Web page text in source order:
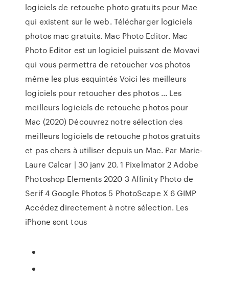
logiciels de retouche photo gratuits pour Mac
qui existent sur le web. Télécharger logiciels
photos mac gratuits. Mac Photo Editor. Mac
Photo Editor est un logiciel puissant de Movavi
qui vous permettra de retoucher vos photos
même les plus esquintés Voici les meilleurs
logiciels pour retoucher des photos ... Les
meilleurs logiciels de retouche photos pour
Mac (2020) Découvrez notre sélection des
meilleurs logiciels de retouche photos gratuits
et pas chers à utiliser depuis un Mac. Par Marie-
Laure Calcar | 30 janv 20. 1 Pixelmator 2 Adobe
Photoshop Elements 2020 3 Affinity Photo de
Serif 4 Google Photos 5 PhotoScape X 6 GIMP
Accédez directement à notre sélection. Les
iPhone sont tous